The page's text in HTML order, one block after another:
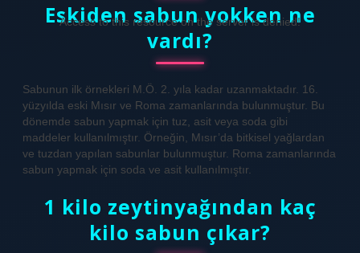
Eskiden sabun yokken ne
vardı?
Sabunun ilk örnekleri M.Ö. 2. yıla kadar uzanmaktadır. 16.
yüzyılda eski Mısır ve Roma zamanlarında bulunmuştur. Bu
dönemde sabun yapmak için tuz, asit veya soda gibi
maddeler kullanılmıştır. Örneğin, Mısır’da bitkisel yağlardan
ve tuzdan yapılan sabunlar bulunmuştur. Roma zamanlarında
sabun yapmak için soda ve asit kullanılmıştır.
1 kilo zeytinyağından kaç
kilo sabun çıkar?
Access to this resource on the server is denied!